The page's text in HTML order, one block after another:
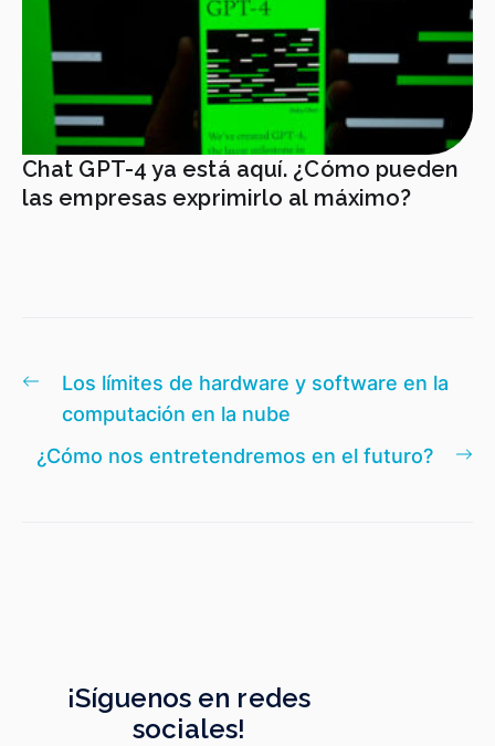
Chat GPT-4 ya está aquí. ¿Cómo pueden
las empresas exprimirlo al máximo?
Navegación
entradas
Entrada
anterior:
Los límites de hardware y software en la
computación en la nube
¿Cómo nos entretendremos en el futuro?
¡Síguenos en redes
sociales!